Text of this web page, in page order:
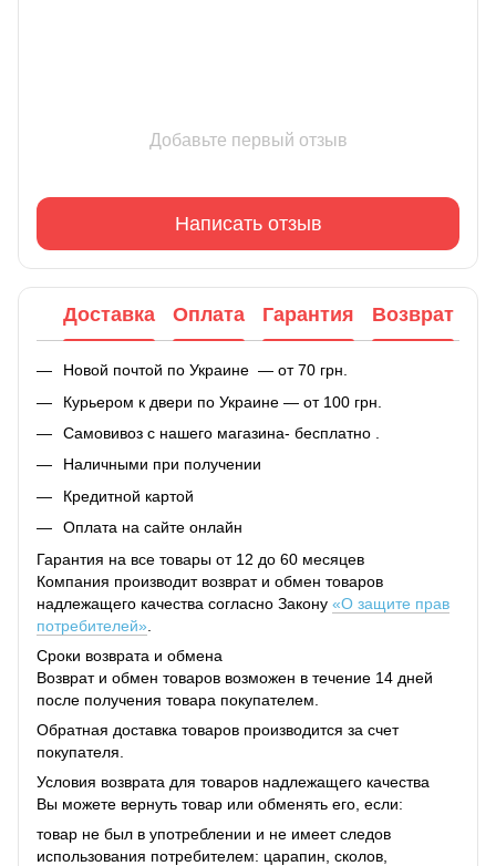
Добавьте первый отзыв
Написать отзыв
Доставка Оплата Гарантия Возврат
Новой почтой по Украине — от 70 грн.
Курьером к двери по Украине — от 100 грн.
Самовивоз с нашего магазина- бесплатно .
Наличными при получении
Кредитной картой
Оплата на сайте онлайн
Гарантия на все товары от 12 до 60 месяцев
Компания производит возврат и обмен товаров
надлежащего качества согласно Закону «О защите прав
потребителей»
Сроки возврата и обмена
Возврат и обмен товаров возможен в течение 14 дней
после получения товара покупателем.
Обратная доставка товаров производится за счет
покупателя.
Условия возврата для товаров надлежащего качества
Вы можете вернуть товар или обменять его, если:
товар не был в употреблении и не имеет следов
использования потребителем: царапин, сколов,